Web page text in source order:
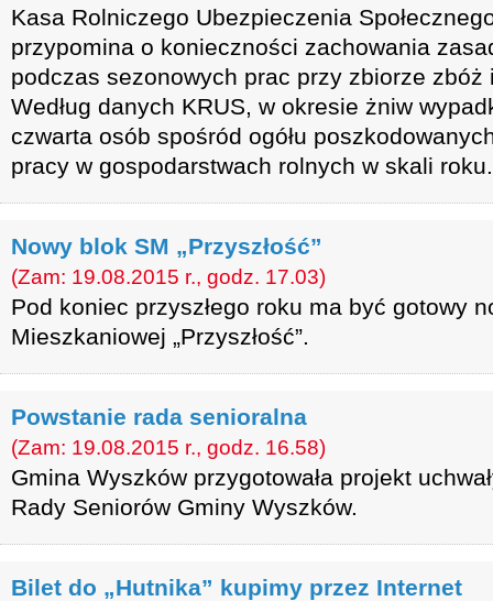
Kasa Rolniczego Ubezpieczenia
przypomina o konieczności zachowania
podczas sezonowych prac przy zbiorze zbóż
Według danych KRUS, w okresie żniw
czwarta osób spośród ogółu
pracy w gospodarstwach rolnych w skali roku.
Nowy blok SM „Przyszłość”
(Zam: 19.08.2015 r., godz. 17.03)
Pod koniec przyszłego roku ma być gotowy
Mieszkaniowej „Przyszłość”.
Powstanie rada senioralna
(Zam: 19.08.2015 r., godz. 16.58)
Gmina Wyszków przygotowała projekt
Rady Seniorów Gminy Wyszków.
Bilet do „Hutnika” kupimy przez Internet